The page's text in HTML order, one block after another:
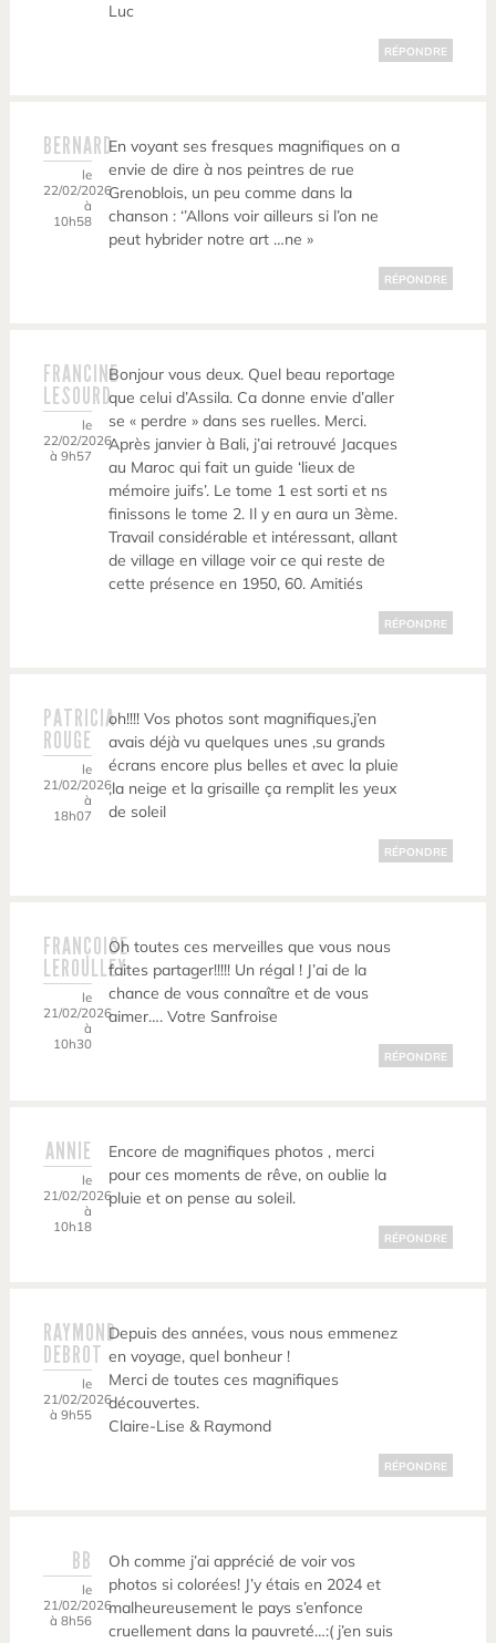
Luc
RÉPONDRE
BERNARD
le
22/02/2026
à
10h58
En voyant ses fresques magnifiques on a
envie de dire à nos peintres de rue
Grenoblois, un peu comme dans la
chanson : ‘’Allons voir ailleurs si l’on ne
peut hybrider notre art …ne »
RÉPONDRE
FRANCINE
LESOURD
le
22/02/2026
à 9h57
Bonjour vous deux. Quel beau reportage
que celui d’Assila. Ca donne envie d’aller
se « perdre » dans ses ruelles. Merci.
Après janvier à Bali, j’ai retrouvé Jacques
au Maroc qui fait un guide ‘lieux de
mémoire juifs’. Le tome 1 est sorti et ns
finissons le tome 2. Il y en aura un 3ème.
Travail considérable et intéressant, allant
de village en village voir ce qui reste de
cette présence en 1950, 60. Amitiés
RÉPONDRE
PATRICIA
ROUGE
le
21/02/2026
à
18h07
oh!!!! Vos photos sont magnifiques,j’en
avais déjà vu quelques unes ,su grands
écrans encore plus belles et avec la pluie
,la neige et la grisaille ça remplit les yeux
de soleil
RÉPONDRE
FRANÇOISE
LEROULLEY
le
21/02/2026
à
10h30
Oh toutes ces merveilles que vous nous
faites partager!!!!! Un régal ! J’ai de la
chance de vous connaître et de vous
aimer…. Votre Sanfroise
RÉPONDRE
ANNIE
le
21/02/2026
à
10h18
Encore de magnifiques photos , merci
pour ces moments de rêve, on oublie la
pluie et on pense au soleil.
RÉPONDRE
RAYMOND
DEBROT
le
21/02/2026
à 9h55
Depuis des années, vous nous emmenez
en voyage, quel bonheur !
Merci de toutes ces magnifiques
découvertes.
Claire-Lise & Raymond
RÉPONDRE
BB
le
21/02/2026
à 8h56
Oh comme j’ai apprécié de voir vos
photos si colorées! J’y étais en 2024 et
malheureusement le pays s’enfonce
cruellement dans la pauvreté…:( j’en suis